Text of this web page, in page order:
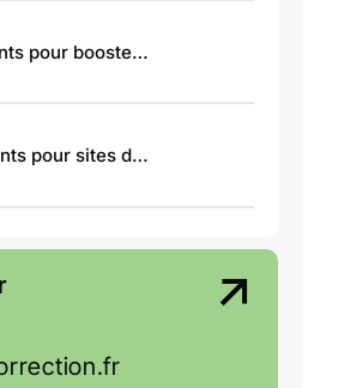
Textes captivants pour booster le tourisme régional
Textes percutants pour sites de recrutement et RH